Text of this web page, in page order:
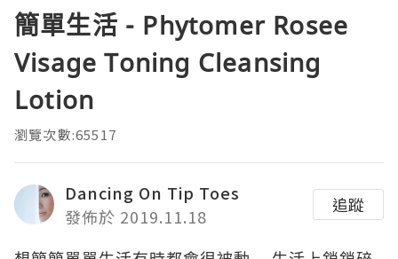
簡單生活 - Phytomer Rosee
Visage Toning Cleansing
Lotion
瀏覽次數:65517
Dancing On Tip Toes
發佈於 2019.11.18
追蹤